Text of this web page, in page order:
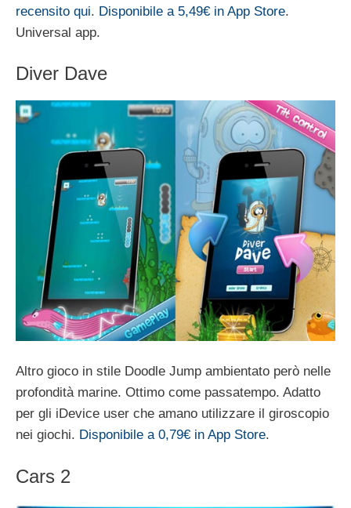
recensito qui. Disponibile a 5,49€ in App Store.
Universal app.
Diver Dave
Altro gioco in stile Doodle Jump ambientato però nelle
profondità marine. Ottimo come passatempo. Adatto
per gli iDevice user che amano utilizzare il giroscopio
nei giochi. Disponibile a 0,79€ in App Store.
Cars 2